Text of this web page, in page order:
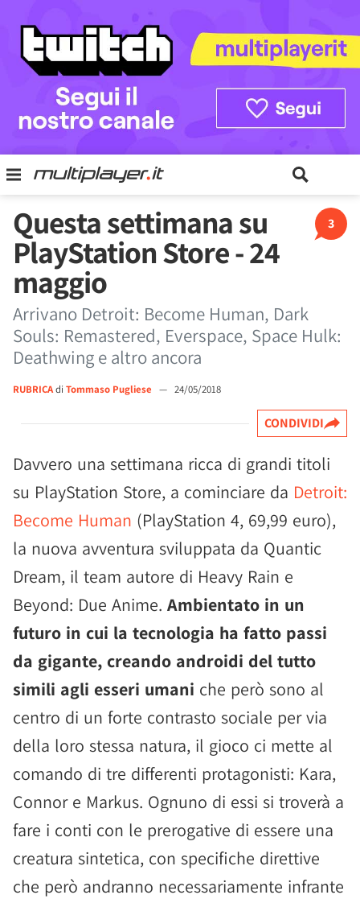
3
Questa settimana su
PlayStation Store - 24
maggio
Arrivano Detroit: Become Human, Dark
Souls: Remastered, Everspace, Space Hulk:
Deathwing e altro ancora
RUBRICAdi Tommaso Pugliese — 24/05/2018
CONDIVIDI
Davvero una settimana ricca di grandi titoli
su PlayStation Store, a cominciare da Detroit:
Become Human (PlayStation 4, 69,99 euro),
la nuova avventura sviluppata da Quantic
Dream, il team autore di Heavy Rain e
Beyond: Due Anime. Ambientato in un
futuro in cui la tecnologia ha fatto passi
da gigante, creando androidi del tutto
simili agli esseri umani che però sono al
centro di un forte contrasto sociale per via
della loro stessa natura, il gioco ci mette al
comando di tre differenti protagonisti: Kara,
Connor e Markus. Ognuno di essi si troverà a
fare i conti con le prerogative di essere una
creatura sintetica, con specifiche direttive
che però andranno necessariamente infrante